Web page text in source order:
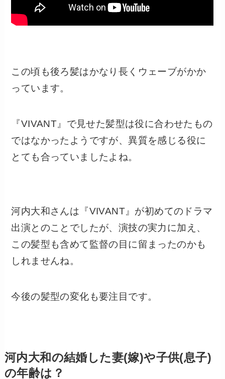
この頃も後ろ髪はかなり長くウェーブがかか
っています。
『VIVANT』で見せた髪型は役に合わせたもの
ではなかったようですが、異質を感じる役に
とても合っていましたよね。
河内大和さんは『VIVANT』が初めてのドラマ
出演とのことでしたが、演技の実力に加え、
この髪型も含めて監督の目に留まったのかも
しれませんね。
今後の髪型の変化も要注目です。
河内大和の結婚した妻(嫁)や子供(息子)
の年齢は？